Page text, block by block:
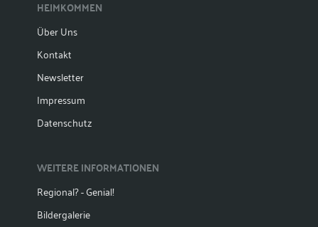
HEIMKOMMEN
Über Uns
Kontakt
Newsletter
Impressum
Datenschutz
WEITERE INFORMATIONEN
Regional? - Genial!
Bildergalerie